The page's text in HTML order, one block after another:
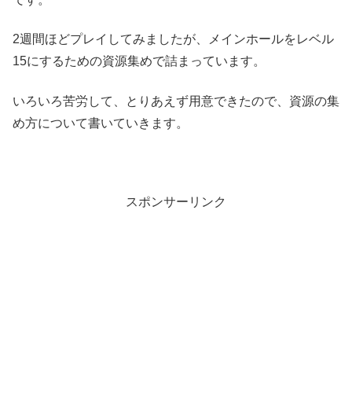
2週間ほどプレイしてみましたが、メインホールをレベル
15にするための資源集めで詰まっています。
いろいろ苦労して、とりあえず用意できたので、資源の集
め方について書いていきます。
スポンサーリンク